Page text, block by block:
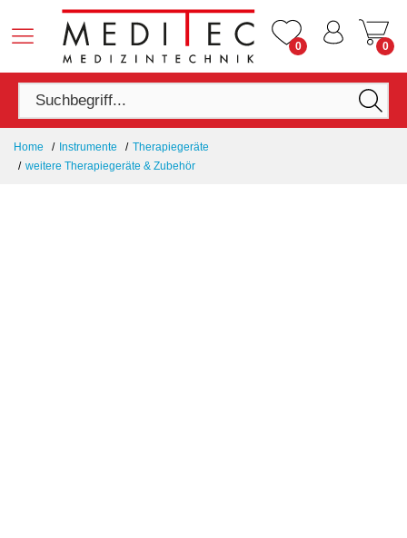
0 0
Home Instrumente
Therapiegeräte
weitere Therapiegeräte & Zubehör